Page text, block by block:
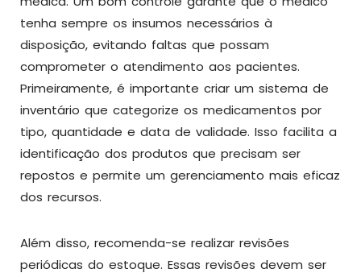
tenha sempre os insumos necessários à
disposição, evitando faltas que possam
comprometer o atendimento aos pacientes.
Primeiramente, é importante criar um sistema de
inventário que categorize os medicamentos por
tipo, quantidade e data de validade. Isso facilita a
identificação dos produtos que precisam ser
repostos e permite um gerenciamento mais eficaz
dos recursos.
Além disso, recomenda-se realizar revisões
periódicas do estoque. Essas revisões devem ser